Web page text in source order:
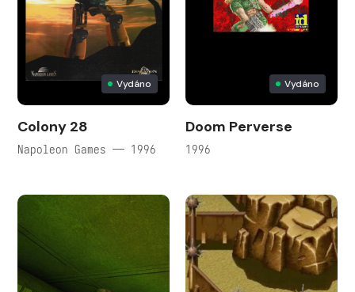
Vydáno
Colony 28
Napoleon Games — 1996
Vydáno
Doom Perverse
1996